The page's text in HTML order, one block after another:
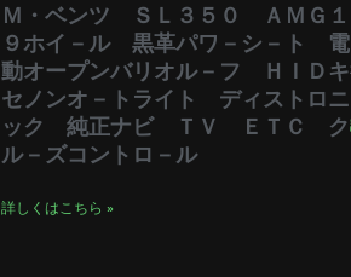
Ｍ・ベンツ ＳＬ３５０ ＡＭＧ１
９ホイ－ル 黒革パワ－シ－ト 電
動オープンバリオル－フ ＨＩＤキ
セノンオ－トライト ディストロニ
ック 純正ナビ ＴＶ ＥＴＣ ク
ル－ズコントロ－ル
詳しくはこちら »